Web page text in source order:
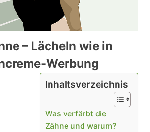
– Lächeln wie in
Werbung
Inhaltsverzeichnis
Was verfärbt die
Zähne und warum?